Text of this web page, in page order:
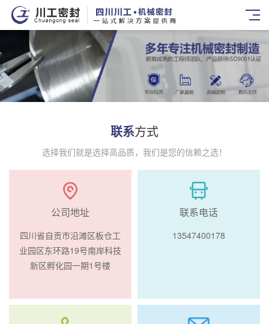
联系方式
选择我们就是选择高品质，我们是您的信赖之选！
公司地址
四川省自贡市沿滩区板仓工
业园区东环路19号南岸科技
新区孵化园一期1号楼
联系电话
13547400178